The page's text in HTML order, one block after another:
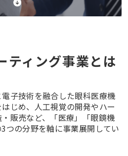
ティング事業とは
子技術を融合した眼科医療機
じめ、人工視覚の開発やハー
販売など、「医療」「眼鏡機
つの分野を軸に事業展開してい